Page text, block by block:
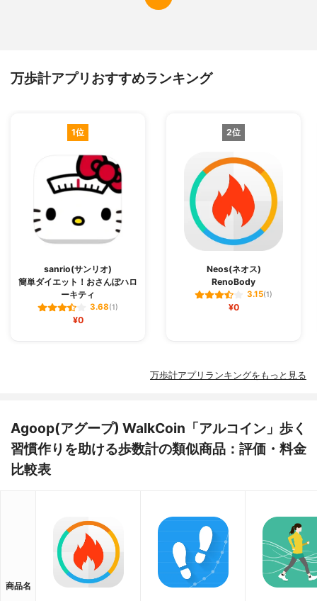
万歩計アプリおすすめランキング
1位
sanrio(サンリオ)
簡単ダイエット！おさんぽハロ
ーキティ
3.68(1)
¥0
2位
Neos(ネオス)
RenoBody
3.15(1)
¥0
万歩計アプリランキングをもっと見る
Agoop(アグープ) WalkCoin「アルコイン」歩く
習慣作りを助ける歩数計の類似商品：評価・料金
比較表
商品名